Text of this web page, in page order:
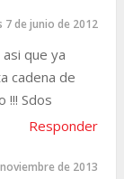
7 de junio de 2012
que ya
cadena de
!!! Sdos
Responder
de 2013